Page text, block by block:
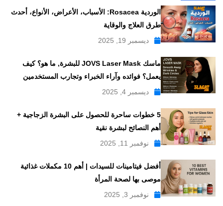
الوردية Rosacea: الأسباب، الأعراض، الأنواع، أحدث
طرق العلاج والوقاية
ديسمبر 19, 2025
ماسك JOVS Laser Mask للبشرة, ما هو؟ كيف
يعمل؟ فوائده وآراء الخبراء وتجارب المستخدمين
ديسمبر 4, 2025
5 خطوات ساحرة للحصول على البشرة الزجاجية +
أهم النصائح لبشرة نقية
نوفمبر 11, 2025
أفضل فيتامينات للسيدات | أهم 10 مكملات غذائية
موصى بها لصحة المرأة
نوفمبر 3, 2025